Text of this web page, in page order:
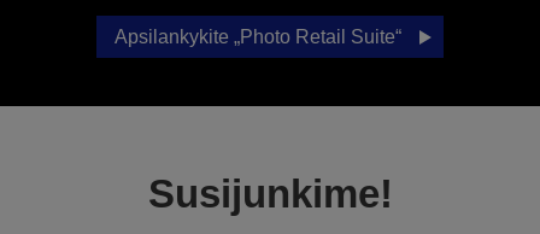
Apsilankykite „Photo Retail Suite“
Susijunkime!